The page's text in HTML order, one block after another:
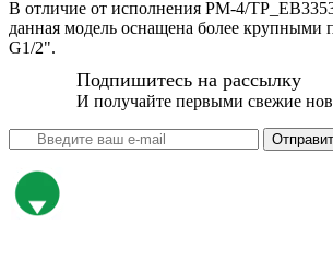
В отличие от исполнения PM-4/
данная модель оснащена более крупными
G1/2".
Подпишитесь на рассылку
И получайте первыми свежие